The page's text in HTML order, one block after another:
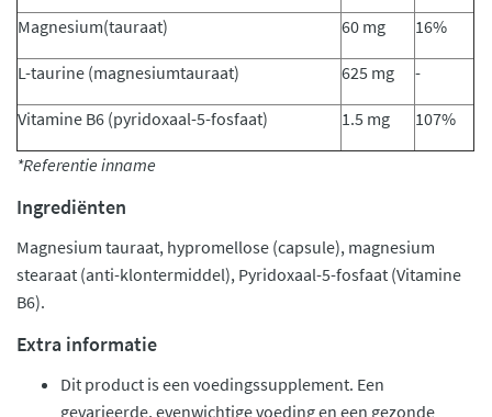
Magnesium(tauraat)
60 mg 16%
L-taurine (magnesiumtauraat) 625 mg -
Vitamine B6 (pyridoxaal-5-fosfaat) 1.5 mg 107%
*Referentie inname
Ingrediënten
Magnesium tauraat, hypromellose (capsule), magnesium
stearaat (anti-klontermiddel), Pyridoxaal-5-fosfaat (Vitamine
B6).
Extra informatie
Dit product is een voedingssupplement. Een
gevarieerde, evenwichtige voeding en een gezonde